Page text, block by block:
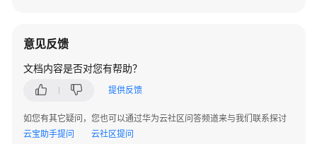
快
入
用
户
意见反馈
文档内容是否对您有帮助？
提供反馈
如您有其它疑问，您也可以通过华为云社区问答频道来与我们联系探讨
云宝助手提问
云社区提问